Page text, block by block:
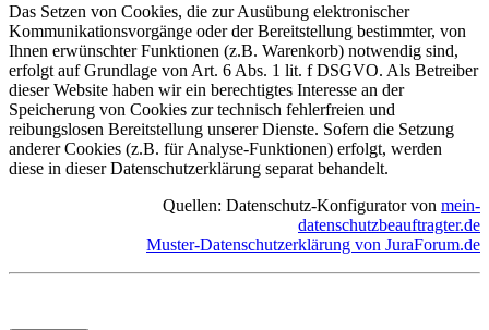
Das Setzen von Cookies, die zur Ausübung elektronischer
Kommunikationsvorgänge oder der Bereitstellung bestimmter, von
Ihnen erwünschter Funktionen (z.B. Warenkorb) notwendig sind,
erfolgt auf Grundlage von Art. 6 Abs. 1 lit. f DSGVO. Als Betreiber
dieser Website haben wir ein berechtigtes Interesse an der
Speicherung von Cookies zur technisch fehlerfreien und
reibungslosen Bereitstellung unserer Dienste. Sofern die Setzung
anderer Cookies (z.B. für Analyse-Funktionen) erfolgt, werden
diese in dieser Datenschutzerklärung separat behandelt.
Quellen: Datenschutz-Konfigurator von mein-
datenschutzbeauftragter.de
Muster-Datenschutzerklärung von JuraForum.de